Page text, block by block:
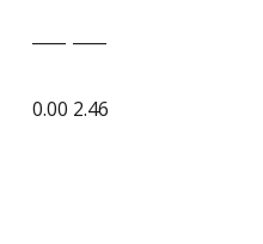
0.00 2.46